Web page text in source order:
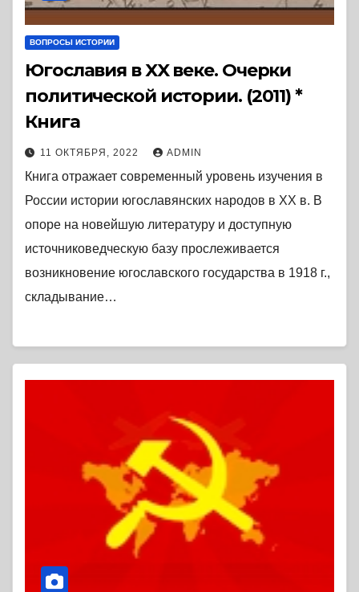
ВОПРОСЫ ИСТОРИИ
Югославия в XX веке. Очерки
политической истории. (2011) *
Книга
11 ОКТЯБРЯ, 2022 ADMIN
Книга отражает современный уровень изучения в
России истории югославянских народов в ХХ в. В
опоре на новейшую литературу и доступную
источниковедческую базу прослеживается
возникновение югославского государства в 1918 г.,
складывание…